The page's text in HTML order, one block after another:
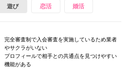
遊び 恋活 婚活
完全審査制で入会審査を実施しているため業者
やサクラがいない
プロフィールで相手との共通点を見つけやすい
機能がある